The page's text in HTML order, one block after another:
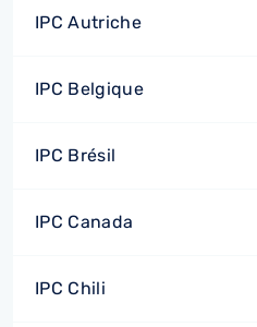
IPC Autriche
IPC Belgique
IPC Brésil
IPC Canada
IPC Chili